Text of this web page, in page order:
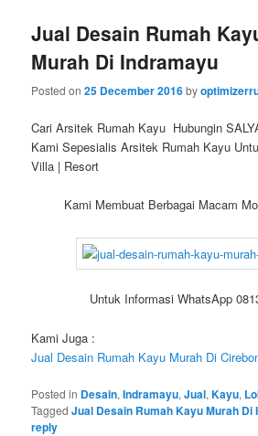
Jual Desain Rumah
Murah Di Indramayu
Posted on25 December 2016by
Cari Arsitek Rumah Kayu Hubungin
Kami Sepesialis Arsitek Rumah Kayu
Villa | Resort
Kami Membuat Berbagai Macam
Untuk Informasi WhatsApp
Kami Juga :
Jual Desain Rumah Kayu Murah Di
Posted in Desain,Indramayu,Jual,Kayu,
Tagged Jual Desain Rumah Kayu Murah Di
reply